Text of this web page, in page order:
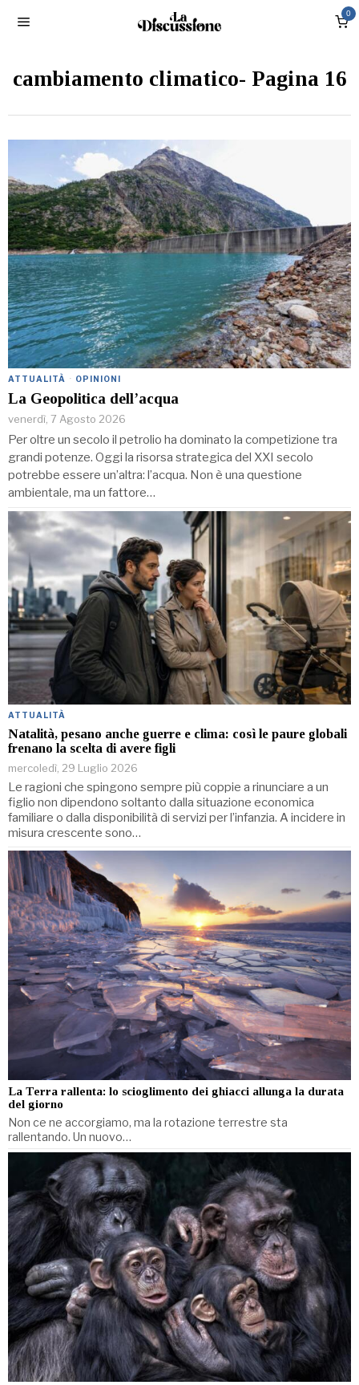
0
cambiamento climatico- Pagina 16
ATTUALITÀ · OPINIONI
La Geopolitica dell’acqua
venerdì, 7 Agosto 2026
Per oltre un secolo il petrolio ha dominato la competizione tra
grandi potenze. Oggi la risorsa strategica del XXI secolo
potrebbe essere un’altra: l’acqua. Non è una questione
ambientale, ma un fattore…
ATTUALITÀ
Natalità, pesano anche guerre e clima: così le paure globali
frenano la scelta di avere figli
mercoledì, 29 Luglio 2026
Le ragioni che spingono sempre più coppie a rinunciare a un
figlio non dipendono soltanto dalla situazione economica
familiare o dalla disponibilità di servizi per l’infanzia. A incidere in
misura crescente sono…
La Terra rallenta: lo scioglimento dei ghiacci allunga la durata
del giorno
Non ce ne accorgiamo, ma la rotazione terrestre sta
rallentando. Un nuovo…